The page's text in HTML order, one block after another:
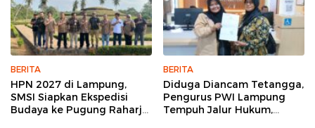
BERITA
HPN 2027 di Lampung,
SMSI Siapkan Ekspedisi
Budaya ke Pugung Raharjo
BERITA
Diduga Diancam Tetangga,
Pengurus PWI Lampung
Tempuh Jalur Hukum,